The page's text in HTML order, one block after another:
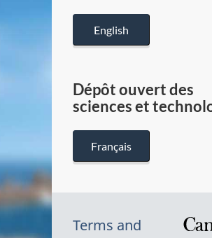
English
Dépôt ouvert des
sciences et
Français
Terms and